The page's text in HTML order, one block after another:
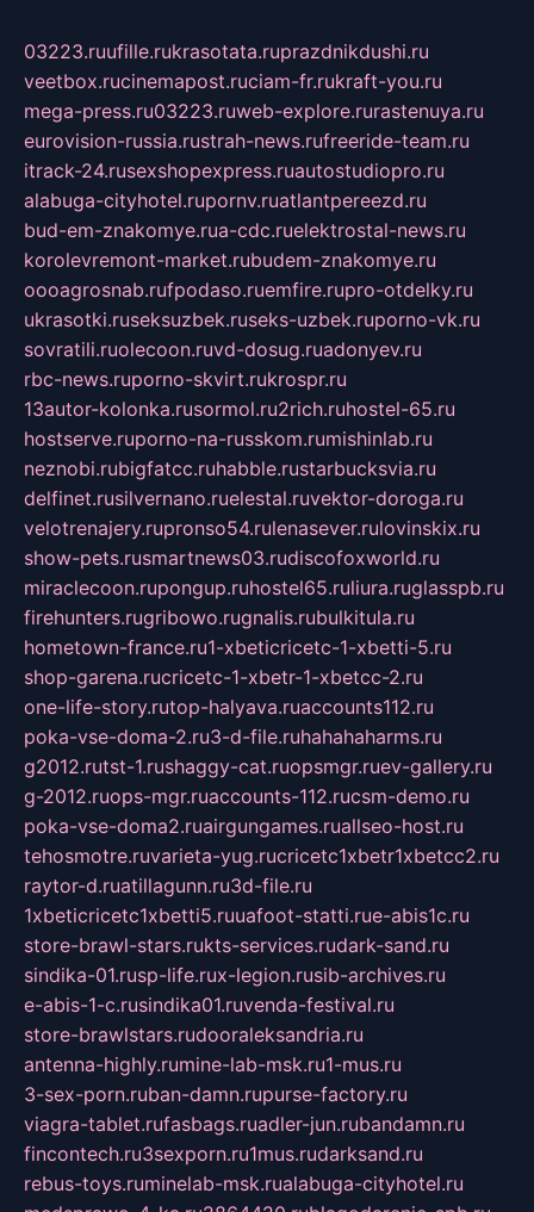
03223.ruufille.rukrasotata.ruprazdnikdushi.ru
veetbox.rucinemapost.ruciam-fr.rukraft-you.ru
mega-press.ru03223.ruweb-explore.rurastenuya.ru
eurovision-russia.rustrah-news.rufreeride-team.ru
itrack-24.rusexshopexpress.ruautostudiopro.ru
alabuga-cityhotel.rupornv.ruatlantpereezd.ru
bud-em-znakomye.rua-cdc.ruelektrostal-news.ru
korolevremont-market.rubudem-znakomye.ru
oooagrosnab.rufpodaso.ruemfire.rupro-otdelky.ru
ukrasotki.ruseksuzbek.ruseks-uzbek.ruporno-vk.ru
sovratili.ruolecoon.ruvd-dosug.ruadonyev.ru
rbc-news.ruporno-skvirt.rukrospr.ru
13autor-kolonka.rusormol.ru2rich.ruhostel-65.ru
hostserve.ruporno-na-russkom.rumishinlab.ru
neznobi.rubigfatcc.ruhabble.rustarbucksvia.ru
delfinet.rusilvernano.ruelestal.ruvektor-doroga.ru
velotrenajery.rupronso54.rulenasever.rulovinskix.ru
show-pets.rusmartnews03.rudiscofoxworld.ru
miraclecoon.rupongup.ruhostel65.ruliura.ruglasspb.ru
firehunters.rugribowo.rugnalis.rubulkitula.ru
hometown-france.ru1-xbeticricetc-1-xbetti-5.ru
shop-garena.rucricetc-1-xbetr-1-xbetcc-2.ru
one-life-story.rutop-halyava.ruaccounts112.ru
poka-vse-doma-2.ru3-d-file.ruhahahaharms.ru
g2012.rutst-1.rushaggy-cat.ruopsmgr.ruev-gallery.ru
g-2012.ruops-mgr.ruaccounts-112.rucsm-demo.ru
poka-vse-doma2.ruairgungames.ruallseo-host.ru
tehosmotre.ruvarieta-yug.rucricetc1xbetr1xbetcc2.ru
raytor-d.ruatillagunn.ru3d-file.ru
1xbeticricetc1xbetti5.ruuafoot-statti.rue-abis1c.ru
store-brawl-stars.rukts-services.rudark-sand.ru
sindika-01.rusp-life.rux-legion.rusib-archives.ru
e-abis-1-c.rusindika01.ruvenda-festival.ru
store-brawlstars.rudooraleksandria.ru
antenna-highly.rumine-lab-msk.ru1-mus.ru
3-sex-porn.ruban-damn.rupurse-factory.ru
viagra-tablet.rufasbags.ruadler-jun.rubandamn.ru
fincontech.ru3sexporn.ru1mus.rudarksand.ru
rebus-toys.ruminelab-msk.rualabuga-cityhotel.ru